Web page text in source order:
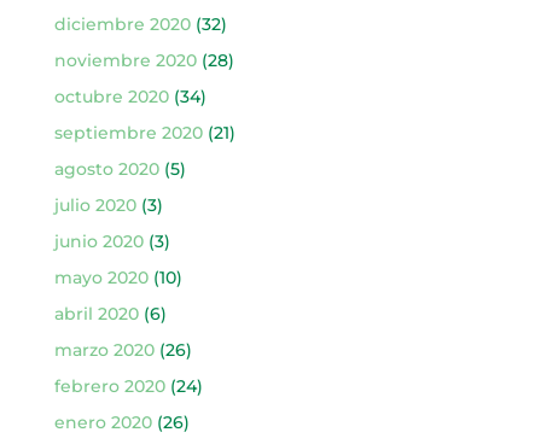
diciembre 2020(32)
noviembre 2020(28)
octubre 2020(34)
septiembre 2020(21)
agosto 2020(5)
julio 2020(3)
junio 2020(3)
mayo 2020(10)
abril 2020(6)
marzo 2020(26)
febrero 2020(24)
enero 2020(26)